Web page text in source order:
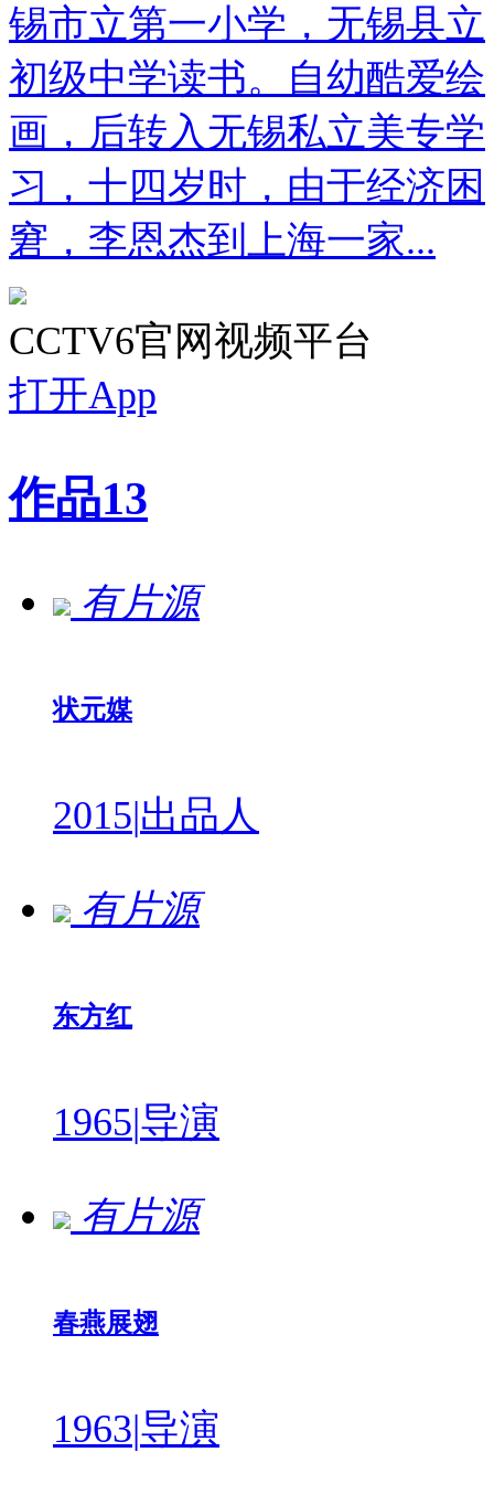
锡市立第一小学，无锡县立
初级中学读书。自幼酷爱绘
画，后转入无锡私立美专学
习，十四岁时，由于经济困
窘，李恩杰到上海一家...
CCTV6官网视频平台
打开App
作品13
有片源
状元媒
2015|出品人
有片源
东方红
1965|导演
有片源
春燕展翅
1963|导演